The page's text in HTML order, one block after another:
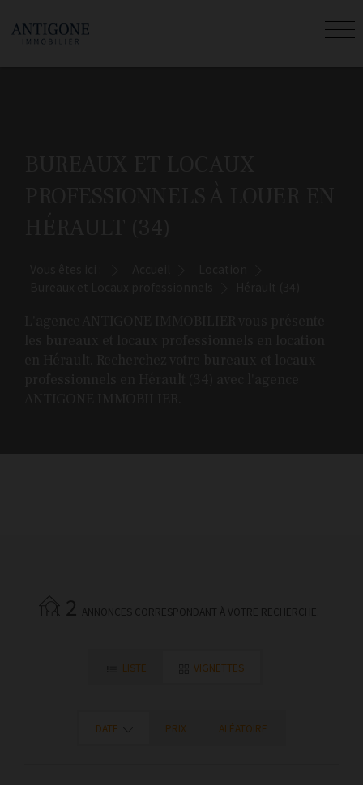
2 ANNONCES CORRESPONDANT À VOTRE RECHERCHE.
LISTE VIGNETTES
DATE PRIX ALÉATOIRE